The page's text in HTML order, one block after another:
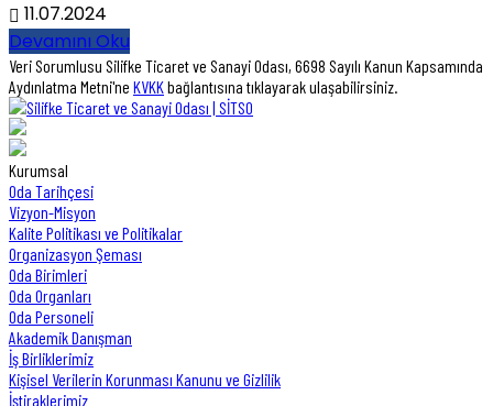
11.07.2024
Devamını Oku
Veri Sorumlusu Silifke Ticaret ve Sanayi Odası, 6698 Sayılı Kanun Kapsamında
Aydınlatma Metni'ne KVKKbağlantısına tıklayarak ulaşabilirsiniz.
Kurumsal
Oda Tarihçesi
Vizyon-Misyon
Kalite Politikası ve Politikalar
Organizasyon Şeması
Oda Birimleri
Oda Organları
Oda Personeli
Akademik Danışman
İş Birliklerimiz
Kişisel Verilerin Korunması Kanunu ve Gizlilik
İştiraklerimiz